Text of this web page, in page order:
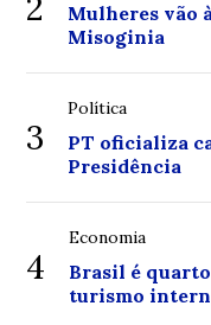
Mulheres vão
Misoginia
3
Política
PT oficializa
Presidência
4
Economia
Brasil é
turismo